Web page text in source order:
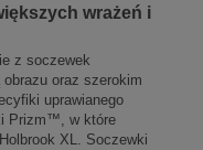
wrażeń i
z soczewek
oraz szerokim
uprawianego
Prizm™, w które
XL. Soczewki